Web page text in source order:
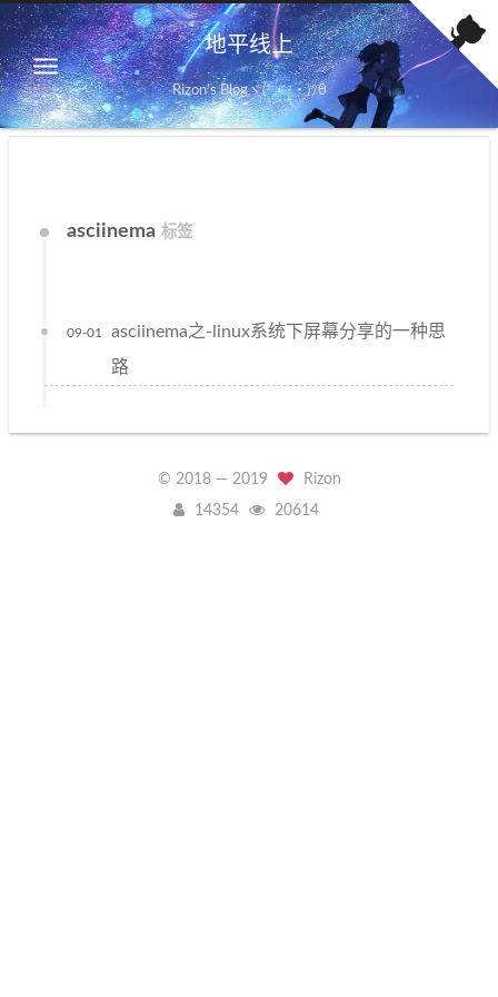
地平线上
Rizon's Blogヾ(*・-・)ﾂθ
asciinema 标签
asciinema之-linux系统下屏幕分享的一种思
路
09-01
© 2018 — 2019
Rizon
14354
20614